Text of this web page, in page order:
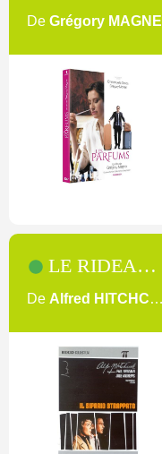
De Grégory MAGNE
LE RIDEAU DÉCHIRÉ
De Alfred HITCHCOCK